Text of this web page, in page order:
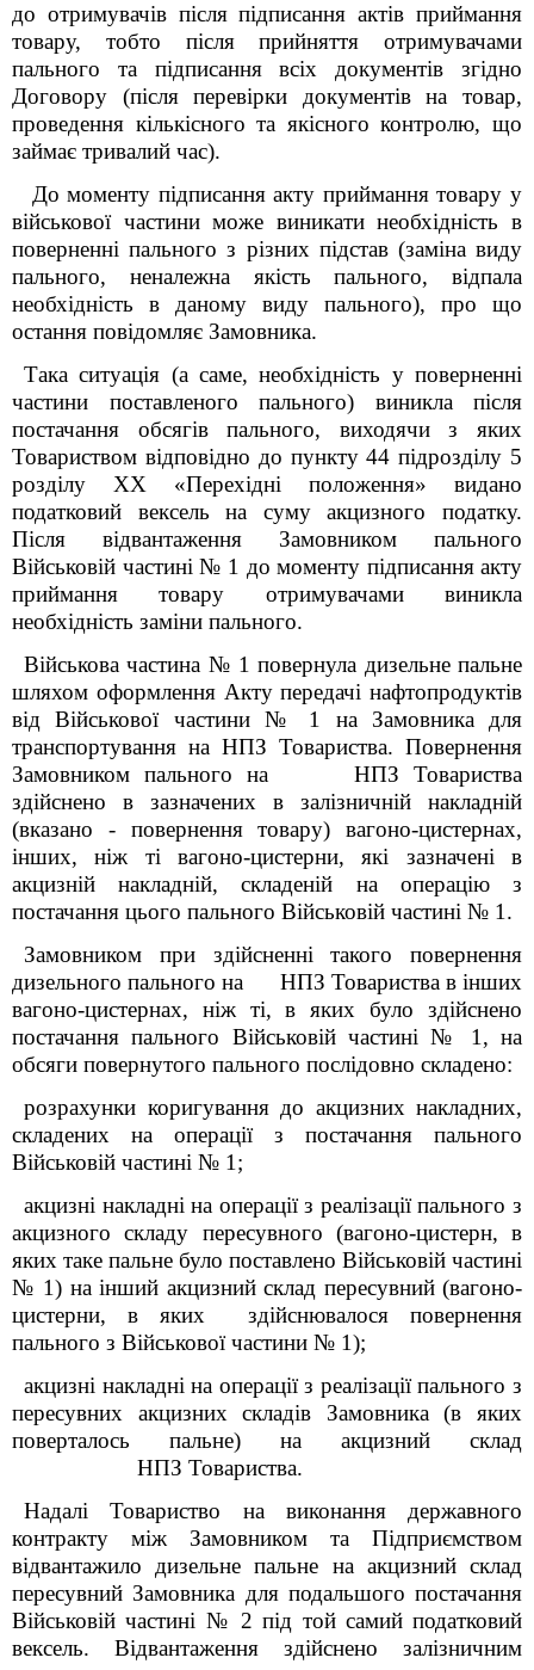
до отримувачів після підписання актів приймання
товару, тобто після прийняття отримувачами
пального та підписання всіх документів згідно
Договору (після перевірки документів на товар,
проведення кількісного та якісного контролю, що
займає тривалий час).
До моменту підписання акту приймання товару у
військової частини може виникати необхідність в
поверненні пального з різних підстав (заміна виду
пального, неналежна якість пального, відпала
необхідність в даному виду пального), про що
остання повідомляє Замовника.
Така ситуація (а саме, необхідність у поверненні
частини поставленого пального) виникла після
постачання обсягів пального, виходячи з яких
Товариством відповідно до пункту 44 підрозділу 5
розділу ХХ «Перехідні положення» видано
податковий вексель на суму акцизного податку.
Після відвантаження Замовником пального
Військовій частині № 1 до моменту підписання акту
приймання товару отримувачами виникла
необхідність заміни пального.
Військова частина № 1 повернула дизельне пальне
шляхом оформлення Акту передачі нафтопродуктів
від Військової частини № 1 на Замовника для
транспортування на НПЗ Товариства. Повернення
Замовником пального на НПЗ Товариства
здійснено в зазначених в залізничній накладній
(вказано - повернення товару) вагоно-цистернах,
інших, ніж ті вагоно-цистерни, які зазначені в
акцизній накладній, складеній на операцію з
постачання цього пального Військовій частині № 1.
Замовником при здійсненні такого повернення
дизельного пального на НПЗ Товариства в інших
вагоно-цистернах, ніж ті, в яких було здійснено
постачання пального Військовій частині № 1, на
обсяги повернутого пального послідовно складено:
розрахунки коригування до акцизних накладних,
складених на операції з постачання пального
Військовій частині № 1;
акцизні накладні на операції з реалізації пального з
акцизного складу пересувного (вагоно-цистерн, в
яких таке пальне було поставлено Військовій частині
№ 1) на інший акцизний склад пересувний (вагоно-
цистерни, в яких здійснювалося повернення
пального з Військової частини № 1);
акцизні накладні на операції з реалізації пального з
пересувних акцизних складів Замовника (в яких
поверталось пальне) на акцизний склад
НПЗ Товариства.
Надалі Товариство на виконання державного
контракту між Замовником та Підприємством
відвантажило дизельне пальне на акцизний склад
пересувний Замовника для подальшого постачання
Військовій частині № 2 під той самий податковий
вексель. Відвантаження здійснено залізничним